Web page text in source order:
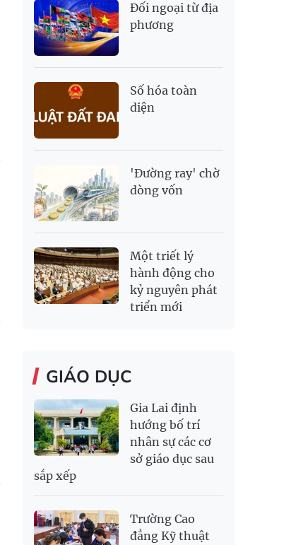
Đối ngoại từ địa
phương
Số hóa toàn
diện
'Đường ray' chờ
dòng vốn
Một triết lý
hành động cho
kỷ nguyên phát
triển mới
GIÁO DỤC
Gia Lai định
hướng bố trí
nhân sự các cơ
sở giáo dục sau
sắp xếp
Trường Cao
đẳng Kỹ thuật